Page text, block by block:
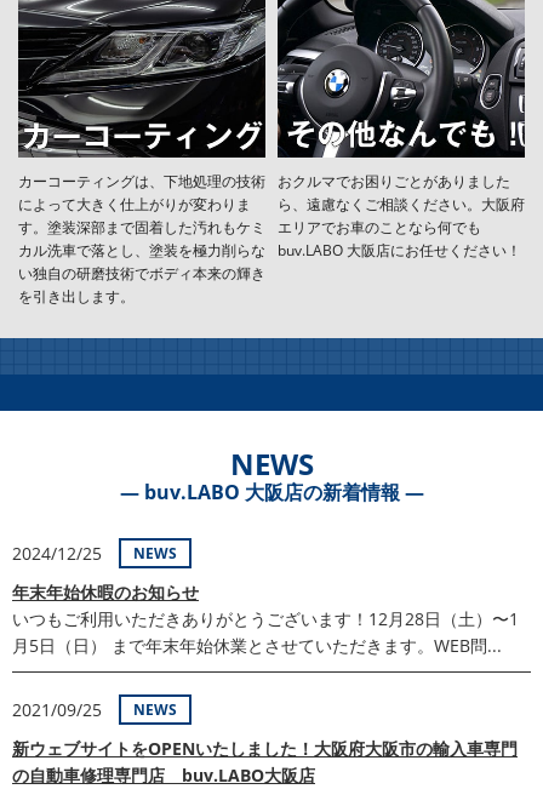
カーコーティングは、下地処理の技術
によって大きく仕上がりが変わりま
す。塗装深部まで固着した汚れもケミ
カル洗車で落とし、塗装を極力削らな
い独自の研磨技術でボディ本来の輝き
を引き出します。
おクルマでお困りごとがありました
ら、遠慮なくご相談ください。大阪府
エリアでお車のことなら何でも
buv.LABO 大阪店にお任せください！
NEWS
― buv.LABO 大阪店の新着情報 ―
2024/12/25 NEWS
年末年始休暇のお知らせ
いつもご利用いただきありがとうございます！12月28日（土）〜1
月5日（日） まで年末年始休業とさせていただきます。WEB問...
2021/09/25 NEWS
新ウェブサイトをOPENいたしました！大阪府大阪市の輸入車専門
の自動車修理専門店 buv.LABO大阪店